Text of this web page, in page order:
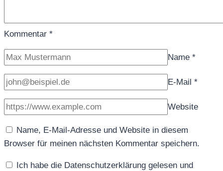
Kommentar *
Name *
E-Mail *
Website
Name, E-Mail-Adresse und Website in diesem
Browser für meinen nächsten Kommentar speichern.
Ich habe die Datenschutzerklärung gelesen und